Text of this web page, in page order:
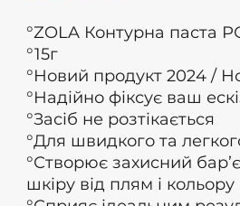
°ZOLA Контурна паста
°15г
°Новий продукт 2024 /
°Надійно фіксує ваш
°Засіб не розтікається
°Для швидкого та
°Створює захисний
шкіру від плям і